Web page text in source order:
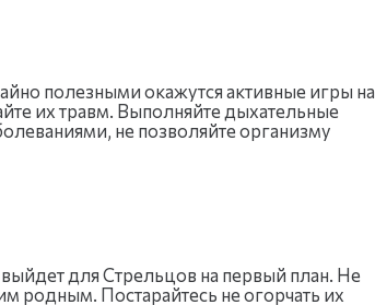
полезными окажутся активные игры на
их травм. Выполняйте дыхательные
не позволяйте организму
для Стрельцов на первый план. Не
родным. Постарайтесь не огорчать их